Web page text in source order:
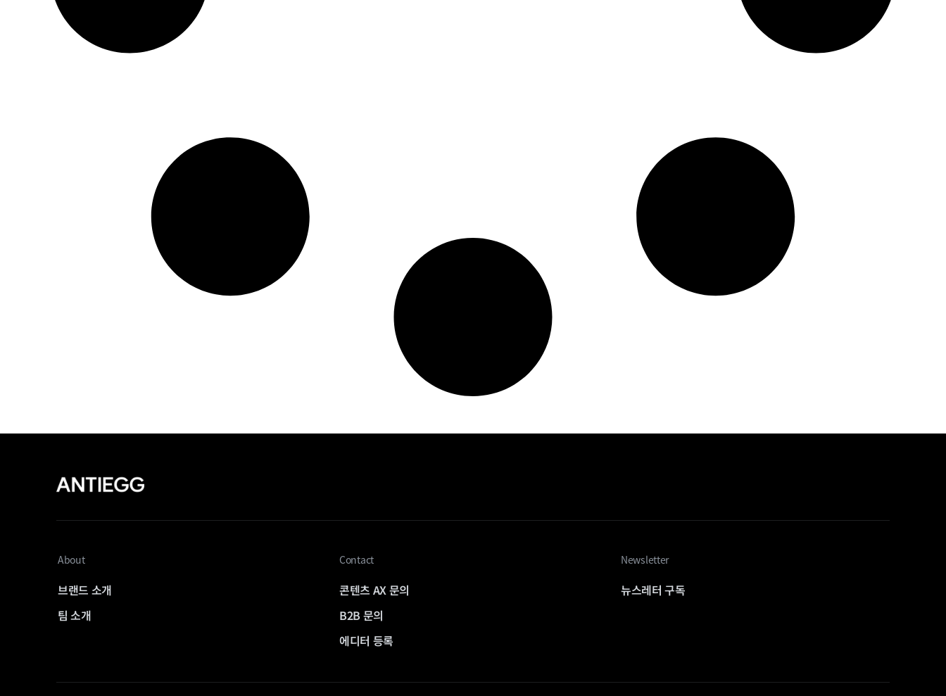
About
브랜드 소개
팀 소개
Contact
콘텐츠 AX 문의
B2B 문의
에디터 등록
Newsletter
뉴스레터 구독